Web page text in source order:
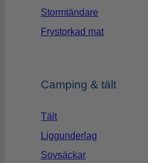
Stormtändare
Frystorkad mat
Camping & tält
Tält
Liggunderlag
Sovsäckar